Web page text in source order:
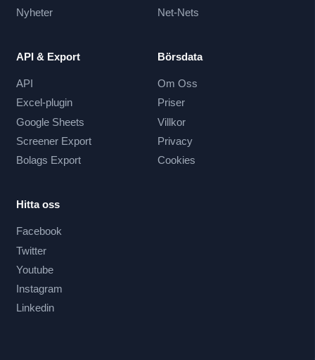
Nyheter
Net-Nets
API & Export
API
Excel-plugin
Google Sheets
Screener Export
Bolags Export
Börsdata
Om Oss
Priser
Villkor
Privacy
Cookies
Hitta oss
Facebook
Twitter
Youtube
Instagram
Linkedin